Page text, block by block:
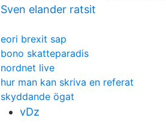
Sven elander ratsit
eori brexit sap
bono skatteparadis
nordnet live
hur man kan skriva en referat
skyddande ögat
vDz